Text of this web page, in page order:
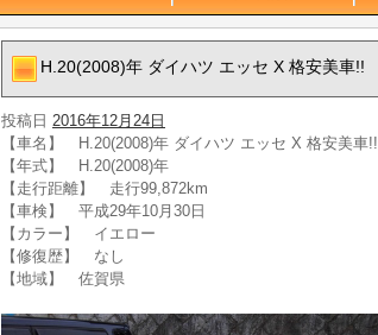
H.20(2008)年 ダイハツ エッセ X 格安美車!!
投稿日 2016年12月24日
【車名】 H.20(2008)年 ダイハツ エッセ X 格安美車!!
【年式】 H.20(2008)年
【走行距離】 走行99,872km
【車検】 平成29年10月30日
【カラー】 イエロー
【修復歴】 なし
【地域】 佐賀県